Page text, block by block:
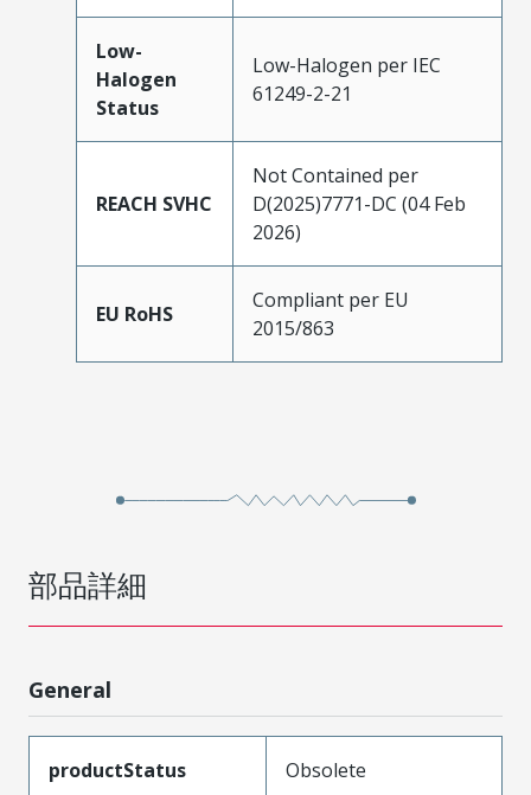
Low-
Halogen
Status
Low-Halogen per IEC
61249-2-21
REACH SVHC
Not Contained per
D(2025)7771-DC (04 Feb
2026)
EU RoHS
Compliant per EU
2015/863
部品詳細
General
productStatus Obsolete